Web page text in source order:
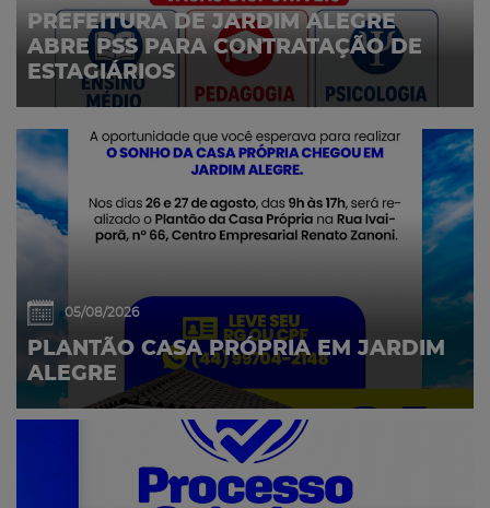
PREFEITURA DE JARDIM ALEGRE
ABRE PSS PARA CONTRATAÇÃO DE
ESTAGIÁRIOS
05/08/2026
PLANTÃO CASA PRÓPRIA EM JARDIM
ALEGRE